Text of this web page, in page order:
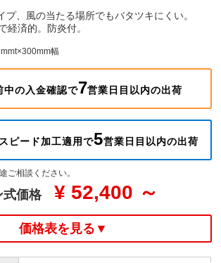
プ、風の当たる場所でもバタツキにくい。
経済的。防炎付。
中の入金確認で7営業日目以内の出荷
ピード加工適用で5営業日目以内の出荷
ご相談ください。
式価格 ¥ 52,400 ～
価格表を見る▼